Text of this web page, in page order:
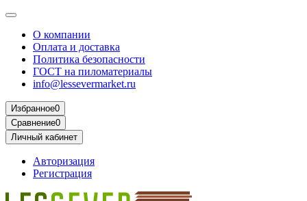
О компании
Оплата и доставка
Политика безопасности
ГОСТ на пиломатериалы
info@lessevermarket.ru
Избранное0
Сравнение0
Личный кабинет
Авторизация
Регистрация